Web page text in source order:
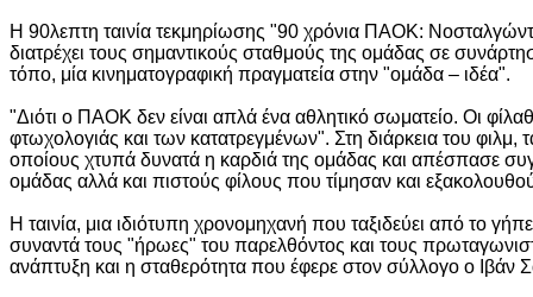
Η 90λεπτη ταινία τεκμηρίωσης "90 χρόνια ΠΑΟΚ:
διατρέχει τους σημαντικούς σταθμούς της ομάδας σε
τόπο, μία κινηματογραφική πραγματεία στην "ομάδα – ιδέα".
"Διότι ο ΠΑΟΚ δεν είναι απλά ένα αθλητικό σωματείο. Οι
φτωχολογιάς και των κατατρεγμένων". Στη διάρκεια του
οποίους χτυπά δυνατά η καρδιά της ομάδας και απέσπασε
ομάδας αλλά και πιστούς φίλους που τίμησαν και
Η ταινία, μια ιδιότυπη χρονομηχανή που ταξιδεύει από το
συναντά τους "ήρωες" του παρελθόντος και τους
ανάπτυξη και η σταθερότητα που έφερε στον σύλλογο ο Ιβάν